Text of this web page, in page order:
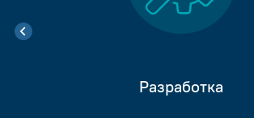
Разработка